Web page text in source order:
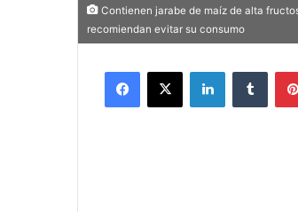
Contienen jarabe de maíz de alta
recomiendan evitar su consumo
Facebook
X LinkedIn